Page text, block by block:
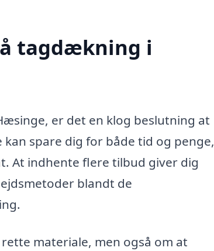
tagdækning i
er det en klog beslutning at
spare dig for både tid og penge,
At indhente flere tilbud giver dig
blandt de
materiale, men også om at